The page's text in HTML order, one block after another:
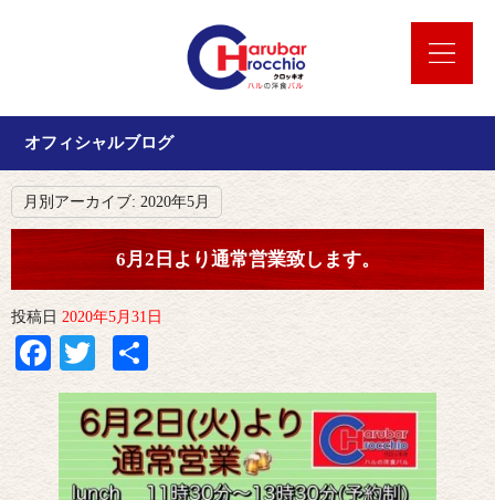
オフィシャルブログ
月別アーカイブ: 2020年5月
6月2日より通常営業致します。
投稿日 2020年5月31日
Facebook
Twitter
有